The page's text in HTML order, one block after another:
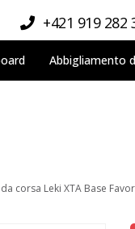
+421 919 282
Abbigliamento
corsa Leki XTA Base